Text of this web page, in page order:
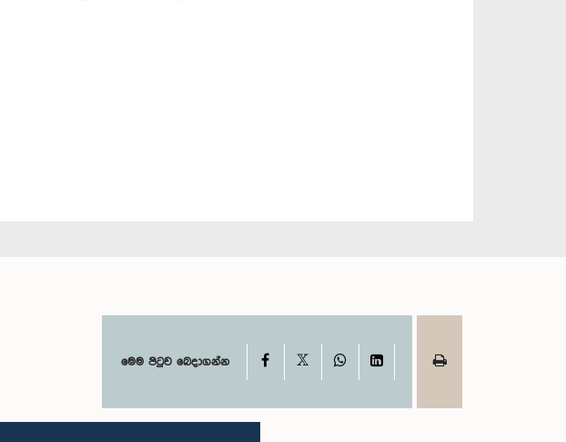
මෙම පිටුව බෙදාගන්න Facebook WhatsAppLinkedIn